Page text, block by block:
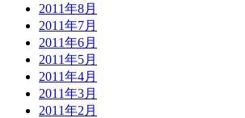
2011年8月
2011年7月
2011年6月
2011年5月
2011年4月
2011年3月
2011年2月